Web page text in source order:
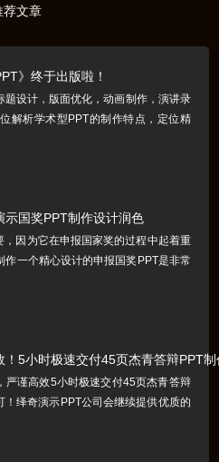
荐文章
》终于出版啦！
题设计，版面优化，动画制作，演讲录
解析学术型PPT的制作特点，定位精
示国奖PPT制作设计润色
，因为它在申报国家奖的过程中起着重
一个精心设计的申报国奖PPT是非常
！5小时极速交付45页杰青答辩PPT
严谨高效5小时极速交付45页杰青答辩
！绎奇演示PPT公司会继续提供优质的